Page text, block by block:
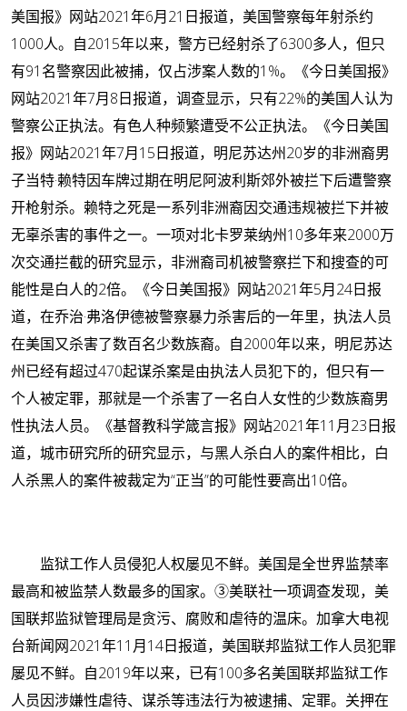
美国报》网站2021年6月21日报道，美国警察每年射杀约
1000人。自2015年以来，警方已经射杀了6300多人，但只
有91名警察因此被捕，仅占涉案人数的1%。《今日美国报》
网站2021年7月8日报道，调查显示，只有22%的美国人认为
警察公正执法。有色人种频繁遭受不公正执法。《今日美国
报》网站2021年7月15日报道，明尼苏达州20岁的非洲裔男
子当特·赖特因车牌过期在明尼阿波利斯郊外被拦下后遭警察
开枪射杀。赖特之死是一系列非洲裔因交通违规被拦下并被
无辜杀害的事件之一。一项对北卡罗莱纳州10多年来2000万
次交通拦截的研究显示，非洲裔司机被警察拦下和搜查的可
能性是白人的2倍。《今日美国报》网站2021年5月24日报
道，在乔治·弗洛伊德被警察暴力杀害后的一年里，执法人员
在美国又杀害了数百名少数族裔。自2000年以来，明尼苏达
州已经有超过470起谋杀案是由执法人员犯下的，但只有一
个人被定罪，那就是一个杀害了一名白人女性的少数族裔男
性执法人员。《基督教科学箴言报》网站2021年11月23日报
道，城市研究所的研究显示，与黑人杀白人的案件相比，白
人杀黑人的案件被裁定为“正当”的可能性要高出10倍。
监狱工作人员侵犯人权屡见不鲜。 美国是全世界监禁率
最高和被监禁人数最多的国家。 ③美联社一项调查发现，美
国联邦监狱管理局是贪污、腐败和虐待的温床。加拿大电视
台新闻网2021年11月14日报道，美国联邦监狱工作人员犯罪
屡见不鲜。自2019年以来，已有100多名美国联邦监狱工作
人员因涉嫌性虐待、谋杀等违法行为被逮捕、定罪。关押在